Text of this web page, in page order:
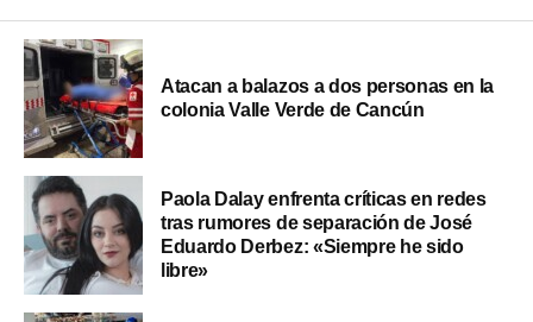
Atacan a balazos a dos personas en la
colonia Valle Verde de Cancún
Paola Dalay enfrenta críticas en redes
tras rumores de separación de José
Eduardo Derbez: «Siempre he sido
libre»